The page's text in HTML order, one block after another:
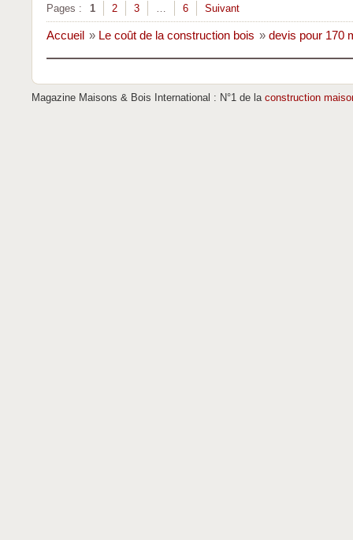
Pages : 1 2 3 … 6 Suivant
Accueil » Le coût de la construction bois » devis pour 170
Magazine Maisons & Bois International : N°1 de la construction